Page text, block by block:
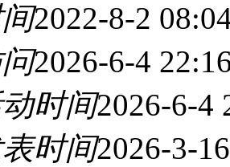
2022-8-2
2026-6-4
动时间2026-6-4
表时间2026-3-